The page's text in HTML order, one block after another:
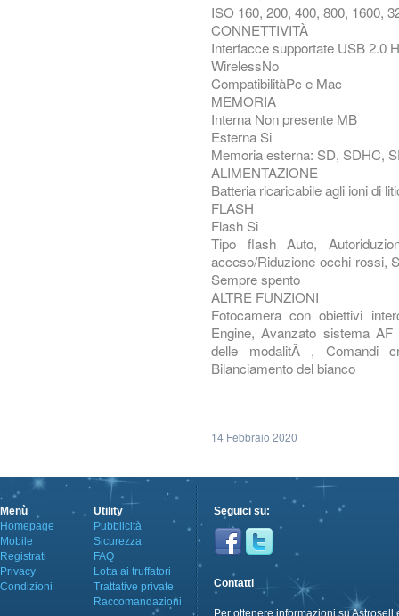
ISO 160, 200, 400, 800, 1600,
CONNETTIVITÀ
Interfacce supportate USB 2.0
WirelessNo
CompatibilitàPc e Mac
MEMORIA
Interna Non presente MB
Esterna Si
Memoria esterna: SD, SDHC,
ALIMENTAZIONE
Batteria ricaricabile agli ioni di
FLASH
Flash Si
Tipo flash Auto,
acceso/Riduzione occhi rossi,
Sempre spento
ALTRE FUNZIONI
Fotocamera con obiettivi
Engine, Avanzato sistema
delle modalitÃ , Comandi
Bilanciamento del bianco
14 Febbraio 2020
Menù
Homepage
Mobile
Registrati
Privacy
Condizioni
Utility
Pubblicità
Sicurezza
FAQ
Lotta ai truffatori
Trattative private
Raccomandazioni
Seguici su:
Contatti
Per ottenere informazioni su Astrosell